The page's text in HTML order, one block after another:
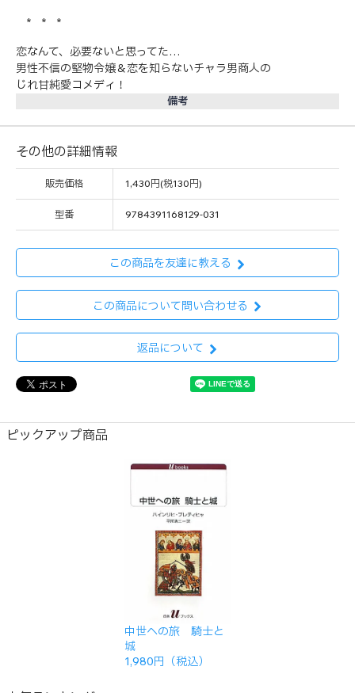
* * *
恋なんて、必要ないと思ってた…
男性不信の堅物令嬢＆恋を知らないチャラ男商人の
じれ甘純愛コメディ！
備考
その他の詳細情報
販売価格 1,430円(税130円)
型番 9784391168129-031
この商品を友達に教える
この商品について問い合わせる
返品について
ピックアップ商品
中世への旅 騎士と
城
1,980円（税込）